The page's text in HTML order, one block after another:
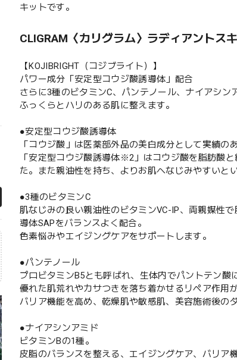
キットです。
CLIGRAM〈カリグラム〉ラディアント
【KOJIBRIGHT（コジブライト）】
パワー成分「安定型コウジ酸誘導体」配合
さらに3種のビタミンC、パンテノール、ナイアシン
ふっくらとハリのある肌に整えます。
●安定型コウジ酸誘導体
「コウジ酸」は医薬部外品の美白成分として実績
「安定型コウジ酸誘導体※2」はコウジ酸を脂肪酸
た。また親油性を持ち、よりお肌へなじみやすいと
●3種のビタミンC
肌なじみの良い親油性のビタミンVC-IP、両親媒性
導体SAPをバランスよく配合。
色素悩みやエイジングケアをサポートします。
●パンテノール
プロビタミンB5とも呼ばれ、生体内でパントテン酸
優れた肌荒れやカサつきを落ち着かせるリペア作用
バリア機能を高め、乾燥肌や敏感肌、美容施術後の
●ナイアシンアミド
ビタミンBの1種。
皮脂のバランスを整える、エイジングケア、バリア